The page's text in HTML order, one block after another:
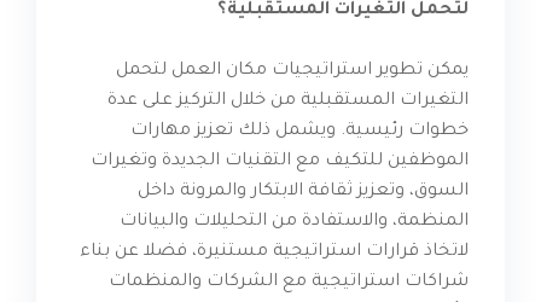
لتحمل التغيرات المستقبلية؟
يمكن تطوير استراتيجيات مكان العمل لتحمل
التغيرات المستقبلية من خلال التركيز على عدة
خطوات رئيسية. ويشمل ذلك تعزيز مهارات
الموظفين للتكيف مع التقنيات الجديدة وتغيرات
السوق، وتعزيز ثقافة الابتكار والمرونة داخل
المنظمة، والاستفادة من التحليلات والبيانات
لاتخاذ قرارات استراتيجية مستنيرة، فضلا عن بناء
شراكات استراتيجية مع الشركات والمنظمات